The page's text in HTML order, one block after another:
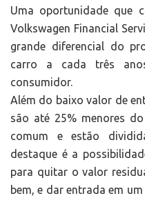
Uma oportunidade que
Volkswagen Financial
grande diferencial do
carro a cada três
consumidor.
Além do baixo valor de
são até 25% menores
comum e estão
destaque é a
para quitar o valor
bem, e dar entrada em